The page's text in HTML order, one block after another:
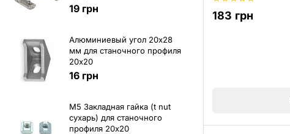
0
из
183 грн
19 грн
Алюминиевый угол 20х28
мм для станочного профиля
20х20
16 грн
M5 Закладная гайка (t nut
сухарь) для станочного
профиля 20х20